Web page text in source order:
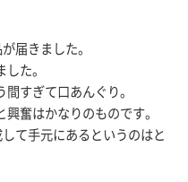
届きました。
た。
すぎて口あんぐり。
奮はかなりのものです。
て手元にあるというのはと